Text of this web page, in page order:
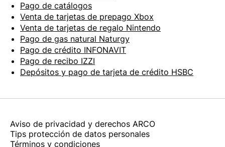
Pago de catálogos
Venta de tarjetas de prepago Xbox
Venta de tarjetas de regalo Nintendo
Pago de gas natural Naturgy
Pago de crédito INFONAVIT
Pago de recibo IZZI
Depósitos y pago de tarjeta de crédito HSBC
Aviso de privacidad y derechos ARCO
Tips protección de datos personales
Términos y condiciones